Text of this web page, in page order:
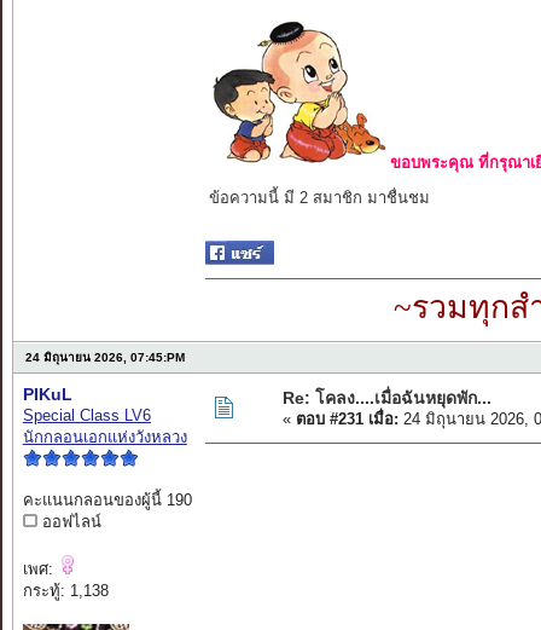
ขอบพระคุณ ที่กรุณาเ
ข้อความนี้ มี 2 สมาชิก มาชื่นชม
~รวมทุกส
24 มิถุนายน 2026, 07:45:PM
PIKuL
Special Class LV6
นักกลอนเอกแห่งวังหลวง
คะแนนกลอนของผู้นี้ 190
ออฟไลน์
เพศ:
กระทู้: 1,138
Re: โคลง....เมื่อฉันหยุดพัก...
« ตอบ #231 เมื่อ: 24 มิถุนายน 2026,